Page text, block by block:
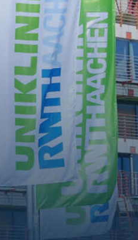
ist ein Geschenk. Es